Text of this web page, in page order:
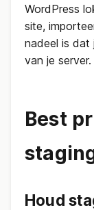
WordPress
site,
nadeel is dat
van je server.
Best
Houd